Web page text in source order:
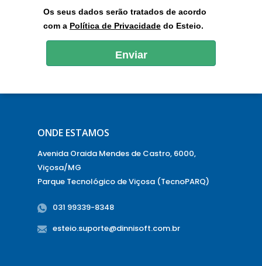
Os seus dados serão tratados de acordo
com a Política de Privacidade do Esteio.
Enviar
ONDE ESTAMOS
Avenida Oraida Mendes de Castro, 6000,
Viçosa/MG
Parque Tecnológico de Viçosa (TecnoPARQ)
031 99339-8348
esteio.suporte@dinnisoft.com.br